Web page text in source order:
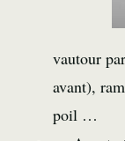
vautour
avant),
poil …